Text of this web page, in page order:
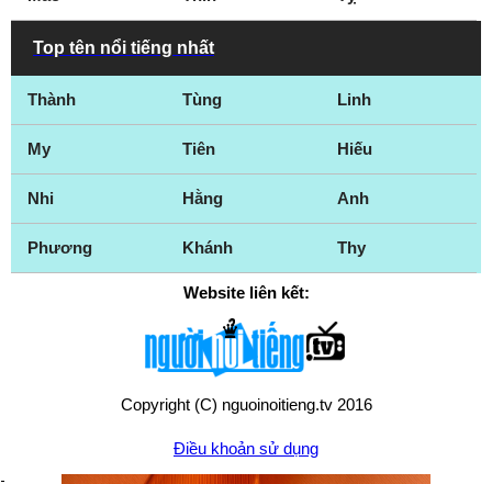
Top tên nổi tiếng nhất
Thành Tùng Linh
My Tiên Hiếu
Nhi Hằng Anh
Phương Khánh Thy
Website liên kết:
Copyright (C) nguoinoitieng.tv 2016
Điều khoản sử dụng